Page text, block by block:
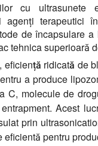
cu
agenți terapeutici
de încapsulare
tehnica superioară
eficiență ridicată de
a produce
C, molecule de
Acest
prin
eficientă pentru